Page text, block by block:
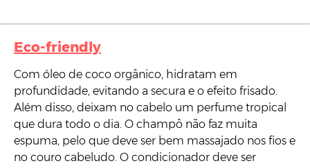
Eco-friendly
Com óleo de coco orgânico, hidratam em
profundidade, evitando a secura e o efeito frisado.
Além disso, deixam no cabelo um perfume tropical
que dura todo o dia. O champô não faz muita
espuma, pelo que deve ser bem massajado nos fios e
no couro cabeludo. O condicionador deve ser